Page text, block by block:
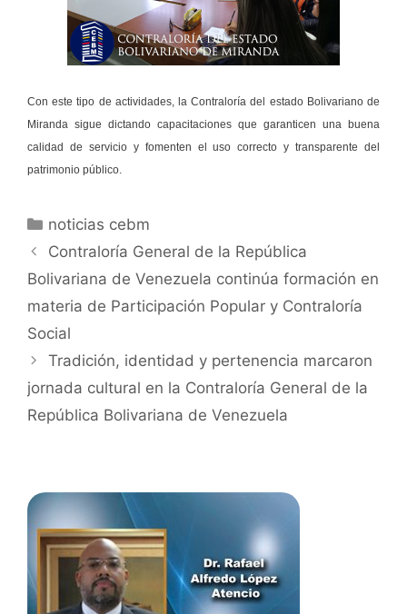
Con este tipo de actividades, la Contraloría del estado Bolivariano de
Miranda sigue dictando capacitaciones que garanticen una buena
calidad de servicio y fomenten el uso correcto y transparente del
patrimonio público.
noticias cebm
Contraloría General de la República
Bolivariana de Venezuela continúa formación en
materia de Participación Popular y Contraloría
Social
Tradición, identidad y pertenencia marcaron
jornada cultural en la Contraloría General de la
República Bolivariana de Venezuela